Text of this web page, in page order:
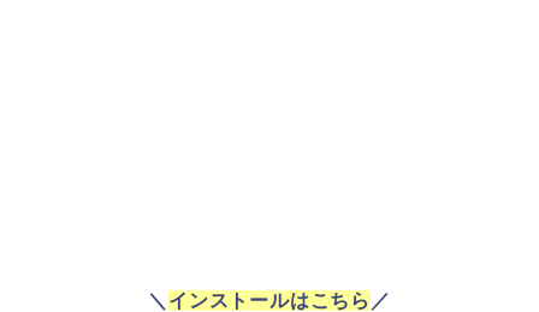
＼ インストールはこちら ／